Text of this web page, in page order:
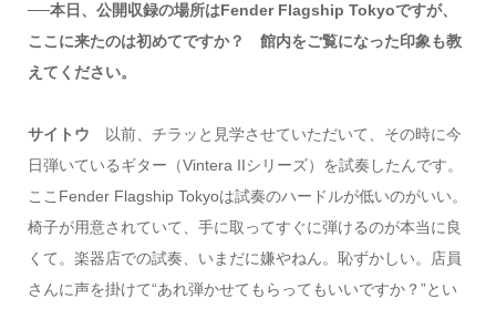
──本日、公開収録の場所はFender Flagship Tokyoですが、
ここに来たのは初めてですか？ 館内をご覧になった印象も教
えてください。
サイトウ 以前、チラッと見学させていただいて、その時に今
日弾いているギター（Vintera IIシリーズ）を試奏したんです。
ここFender Flagship Tokyoは試奏のハードルが低いのがいい。
椅子が用意されていて、手に取ってすぐに弾けるのが本当に良
くて。楽器店での試奏、いまだに嫌やねん。恥ずかしい。店員
さんに声を掛けて“あれ弾かせてもらってもいいですか？”とい